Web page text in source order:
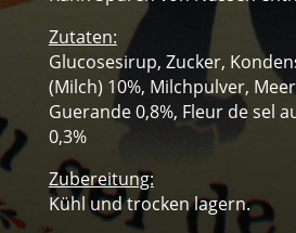
Zutaten:
Glucosesirup, Zucker,
(Milch) 10%, Milchpulver,
Guerande 0,8%, Fleur de sel
0,3%
Zubereitung:
Kühl und trocken lagern.